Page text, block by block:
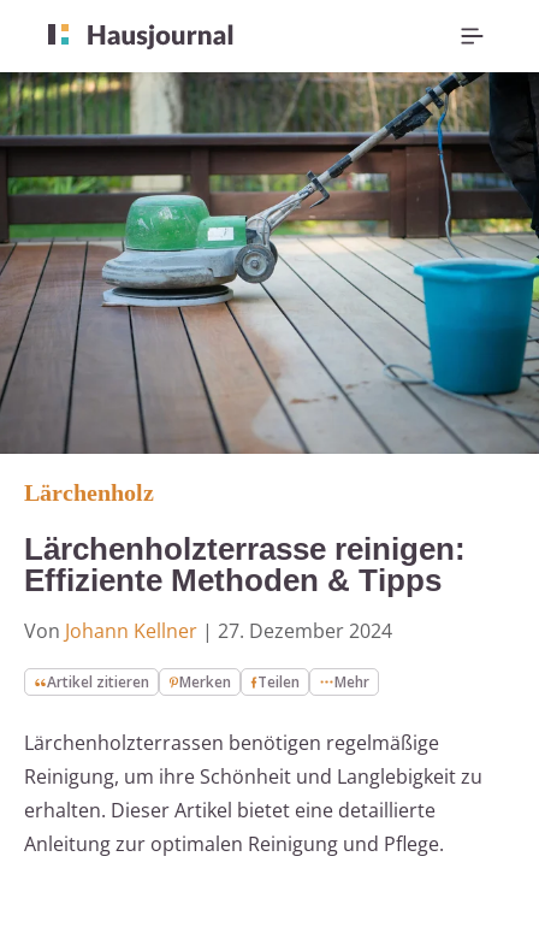
Lärchenholz
Lärchenholzterrasse reinigen:
Effiziente Methoden & Tipps
Von Johann Kellner | 27. Dezember 2024
Artikel zitieren Merken Teilen Mehr
Lärchenholzterrassen benötigen regelmäßige
Reinigung, um ihre Schönheit und Langlebigkeit zu
erhalten. Dieser Artikel bietet eine detaillierte
Anleitung zur optimalen Reinigung und Pflege.